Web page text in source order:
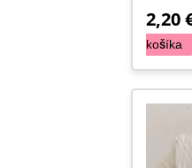
2,20
košíka